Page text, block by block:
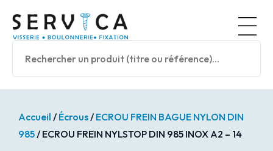
Accueil / Écrous/ ECROU FREIN BAGUE NYLON DIN
985/ ECROU FREIN NYLSTOP DIN 985 INOX A2 – 14